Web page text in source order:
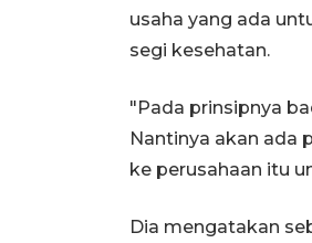
usaha yang ada
segi kesehatan.
"Pada prinsipnya
Nantinya akan ada
ke perusahaan itu
Dia mengatakan